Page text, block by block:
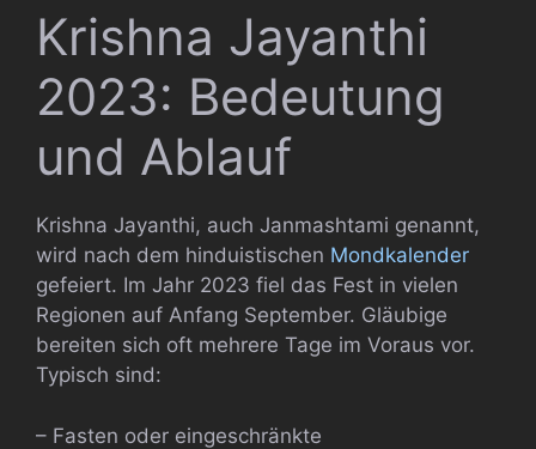
Krishna Jayanthi
2023: Bedeutung
und Ablauf
Krishna Jayanthi, auch Janmashtami genannt,
wird nach dem hinduistischen Mondkalender
gefeiert. Im Jahr 2023 fiel das Fest in vielen
Regionen auf Anfang September. Gläubige
bereiten sich oft mehrere Tage im Voraus vor.
Typisch sind:
– Fasten oder eingeschränkte